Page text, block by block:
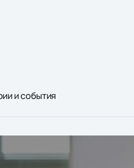
и события